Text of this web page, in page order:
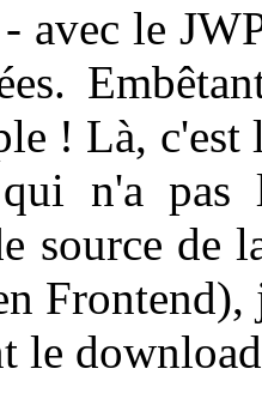
avec le
! Là, c'est
n'a pas
source de
Frontend),
le